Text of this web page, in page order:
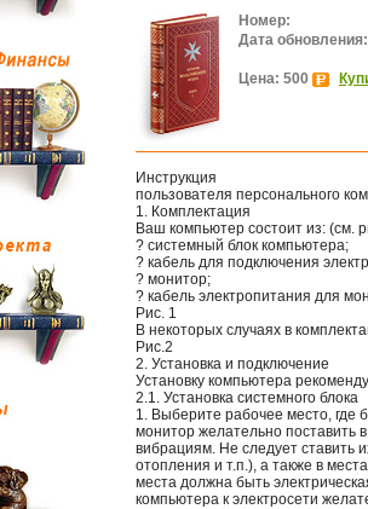
Номер:
Дата обновления:
Цена: 500
Инструкция
пользователя персонального
1. Комплектация
Ваш компьютер состоит из: (см.
? системный блок компьютера;
? кабель для подключения
? монитор;
? кабель электропитания для
Рис. 1
В некоторых случаях в
Рис.2
2. Установка и подключение
Установку компьютера
2.1. Установка системного блока
1. Выберите рабочее место, где
монитор желательно поставить
вибрациям. Не следует ставить
отопления и т.п.), а также в
места должна быть
компьютера к электросети